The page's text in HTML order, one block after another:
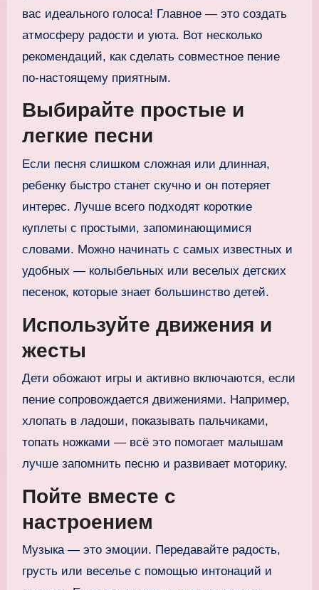
вас идеального голоса! Главное — это создать
атмосферу радости и уюта. Вот несколько
рекомендаций, как сделать совместное пение
по-настоящему приятным.
Выбирайте простые и
легкие песни
Если песня слишком сложная или длинная,
ребенку быстро станет скучно и он потеряет
интерес. Лучше всего подходят короткие
куплеты с простыми, запоминающимися
словами. Можно начинать с самых известных и
удобных — колыбельных или веселых детских
песенок, которые знает большинство детей.
Используйте движения и
жесты
Дети обожают игры и активно включаются, если
пение сопровождается движениями. Например,
хлопать в ладоши, показывать пальчиками,
топать ножками — всё это помогает малышам
лучше запомнить песню и развивает моторику.
Пойте вместе с
настроением
Музыка — это эмоции. Передавайте радость,
грусть или веселье с помощью интонаций и